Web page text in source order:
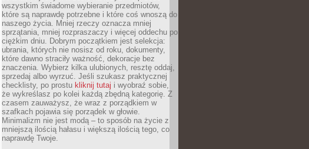
wszystkim świadome wybieranie przedmiotów,
które są naprawdę potrzebne i które coś wnoszą do
naszego życia. Mniej rzeczy oznacza mniej
sprzątania, mniej rozpraszaczy i więcej oddechu po
ciężkim dniu. Dobrym początkiem jest selekcja:
ubrania, których nie nosisz od roku, dokumenty,
które dawno straciły ważność, dekoracje bez
znaczenia. Wybierz kilka ulubionych, resztę oddaj,
sprzedaj albo wyrzuć. Jeśli szukasz praktycznej
checklisty, po prostu kliknij tutaj i wyobraź sobie,
że wykreślasz po kolei każdą zbędną kategorię. Z
czasem zauważysz, że wraz z porządkiem w
szafkach pojawia się porządek w głowie.
Minimalizm nie jest modą – to sposób na życie z
mniejszą ilością hałasu i większą ilością tego, co
naprawdę Twoje.